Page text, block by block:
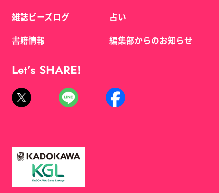
雑誌ビーズログ
書籍情報
占い
編集部からのお知らせ
Let’s SHARE!